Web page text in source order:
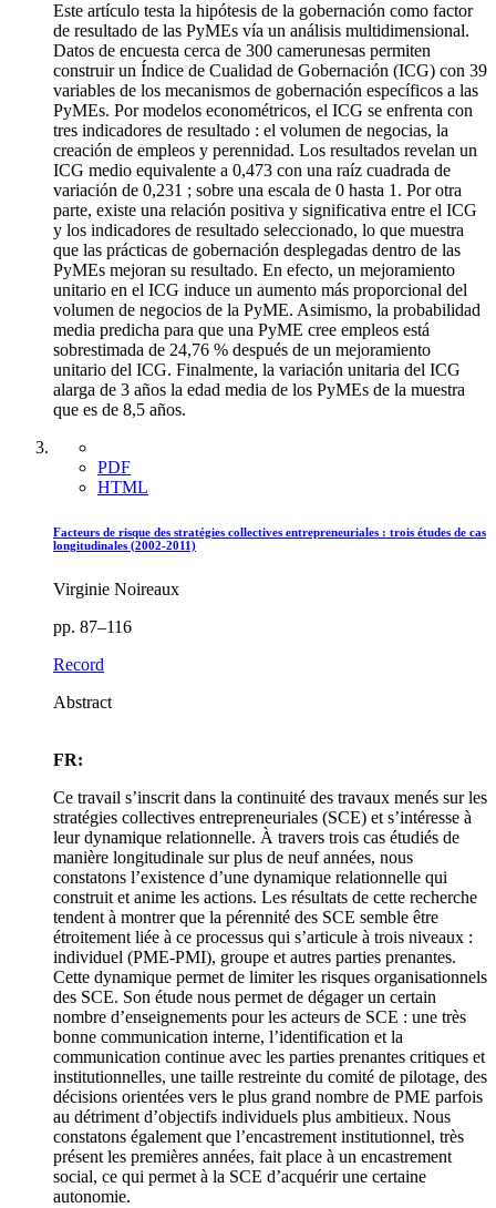
Este artículo testa la hipótesis de la gobernación como factor
de resultado de las PyMEs vía un análisis multidimensional.
Datos de encuesta cerca de 300 camerunesas permiten
construir un Índice de Cualidad de Gobernación (ICG) con 39
variables de los mecanismos de gobernación específicos a las
PyMEs. Por modelos econométricos, el ICG se enfrenta con
tres indicadores de resultado : el volumen de negocias, la
creación de empleos y perennidad. Los resultados revelan un
ICG medio equivalente a 0,473 con una raíz cuadrada de
variación de 0,231 ; sobre una escala de 0 hasta 1. Por otra
parte, existe una relación positiva y significativa entre el ICG
y los indicadores de resultado seleccionado, lo que muestra
que las prácticas de gobernación desplegadas dentro de las
PyMEs mejoran su resultado. En efecto, un mejoramiento
unitario en el ICG induce un aumento más proporcional del
volumen de negocios de la PyME. Asimismo, la probabilidad
media predicha para que una PyME cree empleos está
sobrestimada de 24,76 % después de un mejoramiento
unitario del ICG. Finalmente, la variación unitaria del ICG
alarga de 3 años la edad media de los PyMEs de la muestra
que es de 8,5 años.
PDF
HTML
Facteurs de risque des stratégies collectives entrepreneuriales : trois études de cas
longitudinales (2002-2011)
Virginie Noireaux
pp. 87–116
Record
Abstract
FR:
Ce travail s’inscrit dans la continuité des travaux menés sur les
stratégies collectives entrepreneuriales (SCE) et s’intéresse à
leur dynamique relationnelle. À travers trois cas étudiés de
manière longitudinale sur plus de neuf années, nous
constatons l’existence d’une dynamique relationnelle qui
construit et anime les actions. Les résultats de cette recherche
tendent à montrer que la pérennité des SCE semble être
étroitement liée à ce processus qui s’articule à trois niveaux :
individuel (PME-PMI), groupe et autres parties prenantes.
Cette dynamique permet de limiter les risques organisationnels
des SCE. Son étude nous permet de dégager un certain
nombre d’enseignements pour les acteurs de SCE : une très
bonne communication interne, l’identification et la
communication continue avec les parties prenantes critiques et
institutionnelles, une taille restreinte du comité de pilotage, des
décisions orientées vers le plus grand nombre de PME parfois
au détriment d’objectifs individuels plus ambitieux. Nous
constatons également que l’encastrement institutionnel, très
présent les premières années, fait place à un encastrement
social, ce qui permet à la SCE d’acquérir une certaine
autonomie.